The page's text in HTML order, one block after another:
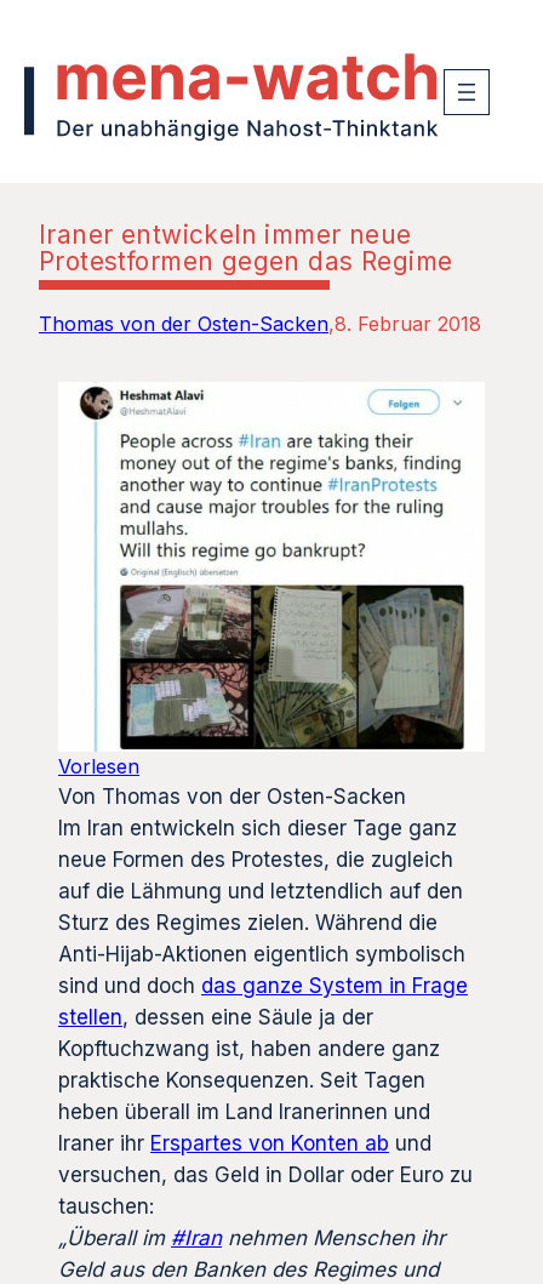
Iraner entwickeln immer neue
Protestformen gegen das Regime
Thomas von der Osten-Sacken 8. Februar 2018
Vorlesen
Von Thomas von der Osten-Sacken
Im Iran entwickeln sich dieser Tage ganz
neue Formen des Protestes, die zugleich
auf die Lähmung und letztendlich auf den
Sturz des Regimes zielen. Während die
Anti-Hijab-Aktionen eigentlich symbolisch
sind und doch das ganze System in Frage
stellen, dessen eine Säule ja der
Kopftuchzwang ist, haben andere ganz
praktische Konsequenzen. Seit Tagen
heben überall im Land Iranerinnen und
Iraner ihr Erspartes von Konten ab und
versuchen, das Geld in Dollar oder Euro zu
tauschen:
„Überall im #Irannehmen Menschen ihr
Geld aus den Banken des Regimes und